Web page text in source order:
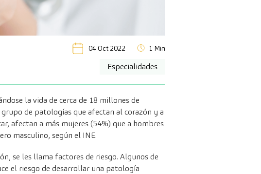
04 Oct 2022 1 Min
Especialidades
la vida de cerca de 18 millones de
de patologías que afectan al corazón y a
afectan a más mujeres (54%) que a hombres
masculino, según el INE.
se les llama factores de riesgo. Algunos de
el riesgo de desarrollar una patología